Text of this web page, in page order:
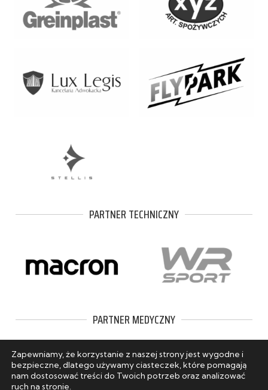
PARTNER TECHNICZNY
PARTNER MEDYCZNY
Zapewniamy, że korzystanie z naszej strony jest wygodne i
bezpieczne, dlatego używamy ciasteczek, które pomagają
nam dostosować treści do Twoich potrzeb oraz analizować
ruch na stronie.